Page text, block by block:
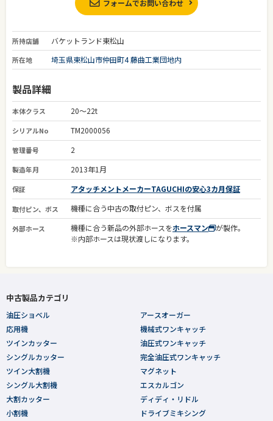
フォームでお問い合わせ
所持店舗 バケットランド東松山
所在地 埼玉県東松山市仲田町4 藤曲工業団地内
製品詳細
本体クラス 20～22t
シリアルNo TM2000056
管理番号 2
製造年月 2013年1月
保証 アタッチメントメーカーTAGUCHIの安心3カ月保証
取付ピン、ボス 機種に合う中古の取付ピン、ボスを付属
外部ホース 機種に合う新品の外部ホースをホースマン
が製作。
※内部ホースは現状渡しになります。
中古製品カテゴリ
油圧ショベル
応用機
ツインカッター
シングルカッター
ツイン大割機
シングル大割機
大割カッター
小割機
アースオーガー
機械式ワンキャッチ
油圧式ワンキャッチ
完全油圧式ワンキャッチ
マグネット
エスカルゴン
ディディ・リドル
ドライブミキシング